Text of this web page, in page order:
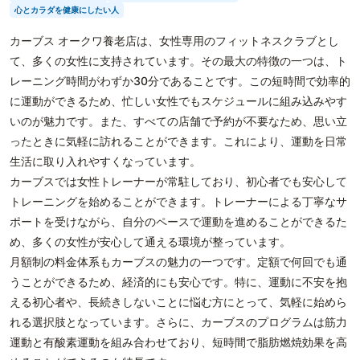
心とカラダを健康にしたい人
カーブス オークワ養老店は、女性専用のフィットネスクラブとし
て、多くの女性に支持されています。その最大の特徴の一つは、ト
レーニング時間がわずか30分であることです。この短時間で効率的
に運動ができるため、忙しい女性でもスケジュールに組み込みやす
いのが魅力です。また、すべての店舗で予約が不要なため、思い立
ったときに気軽に訪れることができます。これにより、運動を日常
生活に取り入れやすくなっています。
カーブスでは女性トレーナーが常駐しており、初心者でも安心して
トレーニングを始めることができます。トレーナーによる丁寧なサ
ポートを受けながら、自分のペースで運動を進めることができるた
め、多くの女性が安心して通える環境が整っています。
月額制の料金体系もカーブスの魅力の一つです。定額で何回でも通
うことができるため、経済的にも安心です。特に、運動に不安を抱
える初心者や、長続きしないことに悩む方にとって、気軽に始めら
れる選択肢となっています。さらに、カーブスのプログラムは筋力
運動と有酸素運動を組み合わせており、短時間で脂肪燃焼効果を高